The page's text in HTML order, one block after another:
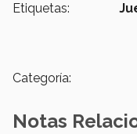
Etiquetas:
Categoría:
Notas